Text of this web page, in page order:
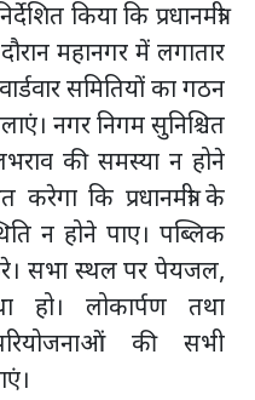
किया कि प्रधानमंत्री
महानगर में लगातार
समितियों का गठन
नगर निगम सुनिश्चित
की समस्या न होने
करेगा कि प्रधानमंत्री के
न होने पाए। पब्लिक
सभा स्थल पर पेयजल,
हो। लोकार्पण तथा
की सभी